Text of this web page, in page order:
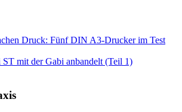
Druck: Fünf DIN A3-Drucker im Test
ST mit der Gabi anbandelt (Teil 1)